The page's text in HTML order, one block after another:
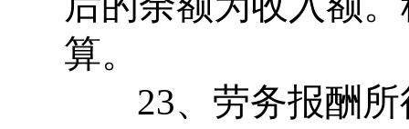
算。
23、劳务报酬所